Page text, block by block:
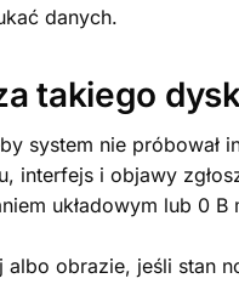
danych.
takiego
system nie próbował
interfejs i objawy
układowym lub 0
obrazie, jeśli stan